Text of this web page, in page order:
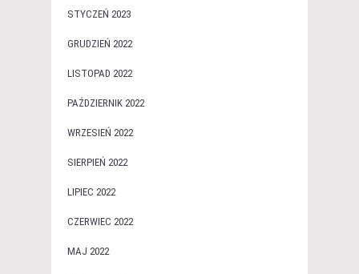
STYCZEŃ 2023
GRUDZIEŃ 2022
LISTOPAD 2022
PAŹDZIERNIK 2022
WRZESIEŃ 2022
SIERPIEŃ 2022
LIPIEC 2022
CZERWIEC 2022
MAJ 2022